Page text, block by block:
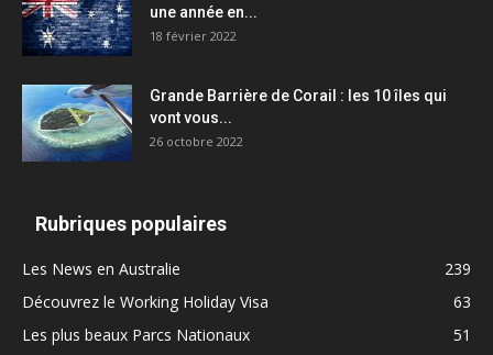
une année en...
18 février 2022
Grande Barrière de Corail : les 10 îles qui
vont vous...
26 octobre 2022
Rubriques populaires
Les News en Australie
239
Découvrez le Working Holiday Visa
63
Les plus beaux Parcs Nationaux
51